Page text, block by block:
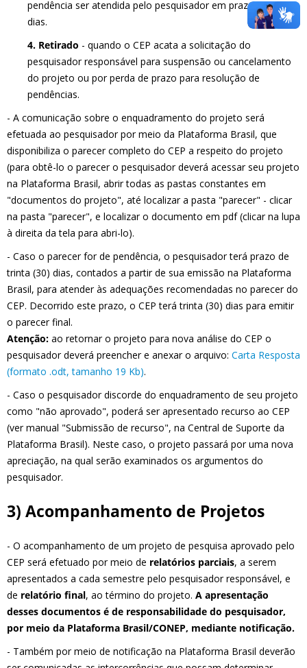
pendência ser atendida pelo pesquisador em prazo de 30
dias.
4. Retirado - quando o CEP acata a solicitação do
pesquisador responsável para suspensão ou cancelamento
do projeto ou por perda de prazo para resolução de
pendências.
- A comunicação sobre o enquadramento do projeto será
efetuada ao pesquisador por meio da Plataforma Brasil, que
disponibiliza o parecer completo do CEP a respeito do projeto
(para obtê-lo o parecer o pesquisador deverá acessar seu projeto
na Plataforma Brasil, abrir todas as pastas constantes em
"documentos do projeto", até localizar a pasta "parecer" - clicar
na pasta "parecer", e localizar o documento em pdf (clicar na lupa
à direita da tela para abri-lo).
- Caso o parecer for de pendência, o pesquisador terá prazo de
trinta (30) dias, contados a partir de sua emissão na Plataforma
Brasil, para atender às adequações recomendadas no parecer do
CEP. Decorrido este prazo, o CEP terá trinta (30) dias para emitir
o parecer final.
Atenção: ao retornar o projeto para nova análise do CEP o
pesquisador deverá preencher e anexar o arquivo: Carta Resposta
(formato .odt, tamanho 19 Kb).
- Caso o pesquisador discorde do enquadramento de seu projeto
como "não aprovado", poderá ser apresentado recurso ao CEP
(ver manual "Submissão de recurso", na Central de Suporte da
Plataforma Brasil). Neste caso, o projeto passará por uma nova
apreciação, na qual serão examinados os argumentos do
pesquisador.
3) Acompanhamento de Projetos
- O acompanhamento de um projeto de pesquisa aprovado pelo
CEP será efetuado por meio de relatórios parciais, a serem
apresentados a cada semestre pelo pesquisador responsável, e
de relatório final, ao término do projeto. A apresentação
desses documentos é de responsabilidade do pesquisador,
por meio da Plataforma Brasil/CONEP, mediante notificação.
- Também por meio de notificação na Plataforma Brasil deverão